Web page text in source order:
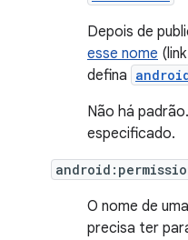
Depois de
esse nome
defina
Não há
especificado.
O nome de
precisa ter